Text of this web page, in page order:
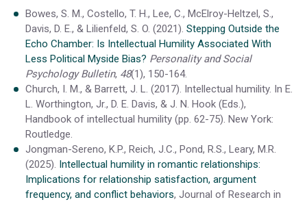
Bowes, S. M., Costello, T. H., Lee, C., McElroy-Heltzel, S.,
Davis, D. E., & Lilienfeld, S. O. (2021). Stepping Outside the
Echo Chamber: Is Intellectual Humility Associated With
Less Political Myside Bias? Personality and Social
Psychology Bulletin, 48(1), 150-164.
Church, I. M., & Barrett, J. L. (2017). Intellectual humility. In E.
L. Worthington, Jr., D. E. Davis, & J. N. Hook (Eds.),
Handbook of intellectual humility (pp. 62-75). New York:
Routledge.
Jongman-Sereno, K.P., Reich, J.C., Pond, R.S., Leary, M.R.
(2025). Intellectual humility in romantic relationships:
Implications for relationship satisfaction, argument
frequency, and conflict behaviors, Journal of Research in